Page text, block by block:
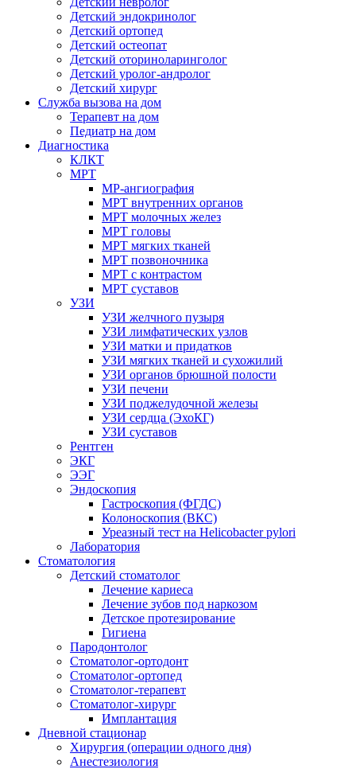
Детский эндокринолог
Детский ортопед
Детский остеопат
Детский оториноларинголог
Детский уролог-андролог
Детский хирург
Служба вызова на дом
Терапевт на дом
Педиатр на дом
Диагностика
КЛКТ
МРТ
МР-ангиография
МРТ внутренних органов
МРТ молочных желез
МРТ головы
МРТ мягких тканей
МРТ позвоночника
МРТ с контрастом
МРТ суставов
УЗИ
УЗИ желчного пузыря
УЗИ лимфатических узлов
УЗИ матки и придатков
УЗИ мягких тканей и сухожилий
УЗИ органов брюшной полости
УЗИ печени
УЗИ поджелудочной железы
УЗИ сердца (ЭхоКГ)
УЗИ суставов
Рентген
ЭКГ
ЭЭГ
Эндоскопия
Гастроскопия (ФГДС)
Колоноскопия (ВКС)
Уреазный тест на Helicobacter pylori
Лаборатория
Стоматология
Детский стоматолог
Лечение кариеса
Лечение зубов под наркозом
Детское протезирование
Гигиена
Пародонтолог
Стоматолог-ортодонт
Стоматолог-ортопед
Стоматолог-терапевт
Стоматолог-хирург
Имплантация
Дневной стационар
Хирургия (операции одного дня)
Анестезиология